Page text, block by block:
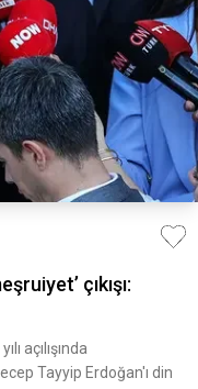
çıkışı:
açılışında
Tayyip Erdoğan'ı din